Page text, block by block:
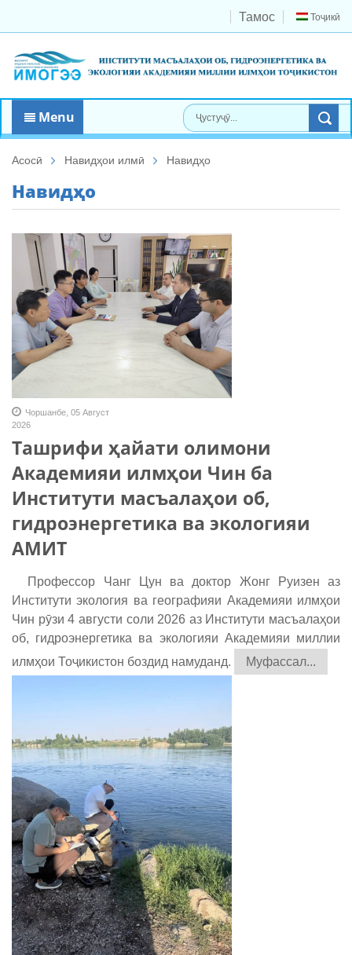
Тоҷикӣ
Тамос
Menu
Асосӣ Навидҳои илмӣ Навидҳо
Навидҳо
Чоршанбе, 05 Август
2026
Ташрифи ҳайати олимони
Академияи илмҳои Чин ба
Институти масъалаҳои об,
гидроэнергетика ва экологияи
АМИТ
Профессор Чанг Цун ва доктор Жонг Руизен аз
Институти экология ва географияи Академияи илмҳои
Чин рӯзи 4 августи соли 2026 аз Институти масъалаҳои
об, гидроэнергетика ва экологияи Академияи миллии
илмҳои Тоҷикистон боздид намуданд.
Муфассал...